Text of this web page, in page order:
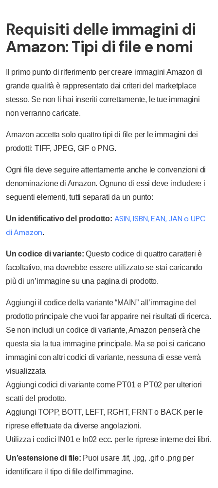
Requisiti delle immagini di
Amazon: Tipi di file e nomi
Il primo punto di riferimento per creare immagini Amazon di
grande qualità è rappresentato dai criteri del marketplace
stesso. Se non li hai inseriti correttamente, le tue immagini
non verranno caricate.
Amazon accetta solo quattro tipi di file per le immagini dei
prodotti: TIFF, JPEG, GIF o PNG.
Ogni file deve seguire attentamente anche le convenzioni di
denominazione di Amazon. Ognuno di essi deve includere i
seguenti elementi, tutti separati da un punto:
Un identificativo del prodotto: ASIN, ISBN, EAN, JAN o UPC
di Amazon.
Un codice di variante: Questo codice di quattro caratteri è
facoltativo, ma dovrebbe essere utilizzato se stai caricando
più di un’immagine su una pagina di prodotto.
Aggiungi il codice della variante “MAIN” all’immagine del
prodotto principale che vuoi far apparire nei risultati di ricerca.
Se non includi un codice di variante, Amazon penserà che
questa sia la tua immagine principale. Ma se poi si caricano
immagini con altri codici di variante, nessuna di esse verrà
visualizzata
Aggiungi codici di variante come PT01 e PT02 per ulteriori
scatti del prodotto.
Aggiungi TOPP, BOTT, LEFT, RGHT, FRNT o BACK per le
riprese effettuate da diverse angolazioni.
Utilizza i codici IN01 e In02 ecc. per le riprese interne dei libri.
Un’estensione di file: Puoi usare .tif, .jpg, .gif o .png per
identificare il tipo di file dell’immagine.